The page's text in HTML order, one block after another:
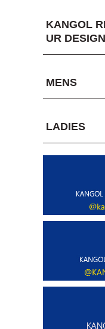
KANGOL
UR DESIGN
MENS
LADIES